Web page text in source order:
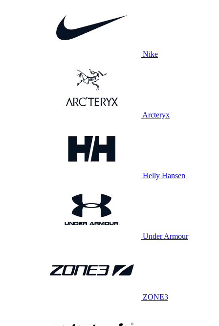
Nike
Arcteryx
Helly Hansen
Under Armour
ZONE3